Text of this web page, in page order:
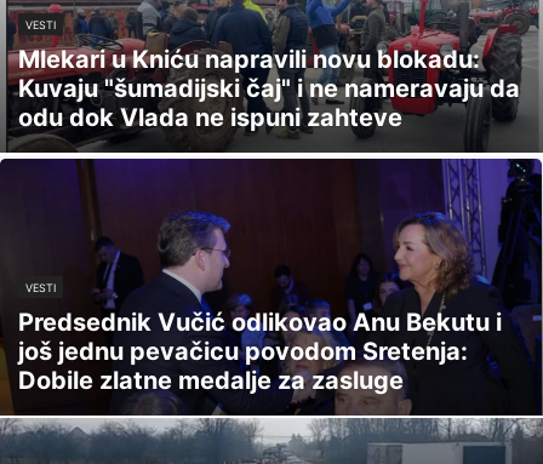
VESTI
Mlekari u Kniću napravili novu blokadu:
Kuvaju "šumadijski čaj" i ne nameravaju da
odu dok Vlada ne ispuni zahteve
VESTI
Predsednik Vučić odlikovao Anu Bekutu i
još jednu pevačicu povodom Sretenja:
Dobile zlatne medalje za zasluge